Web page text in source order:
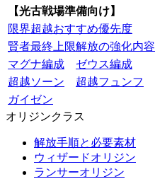
【光古戦場準備向け】
限界超越おすすめ優先度
賢者最終上限解放の強化内容
マグナ編成
ゼウス編成
超越ソーン
超越フュンフ
ガイゼン
オリジンクラス
解放手順と必要素材
ウィザードオリジン
ランサーオリジン